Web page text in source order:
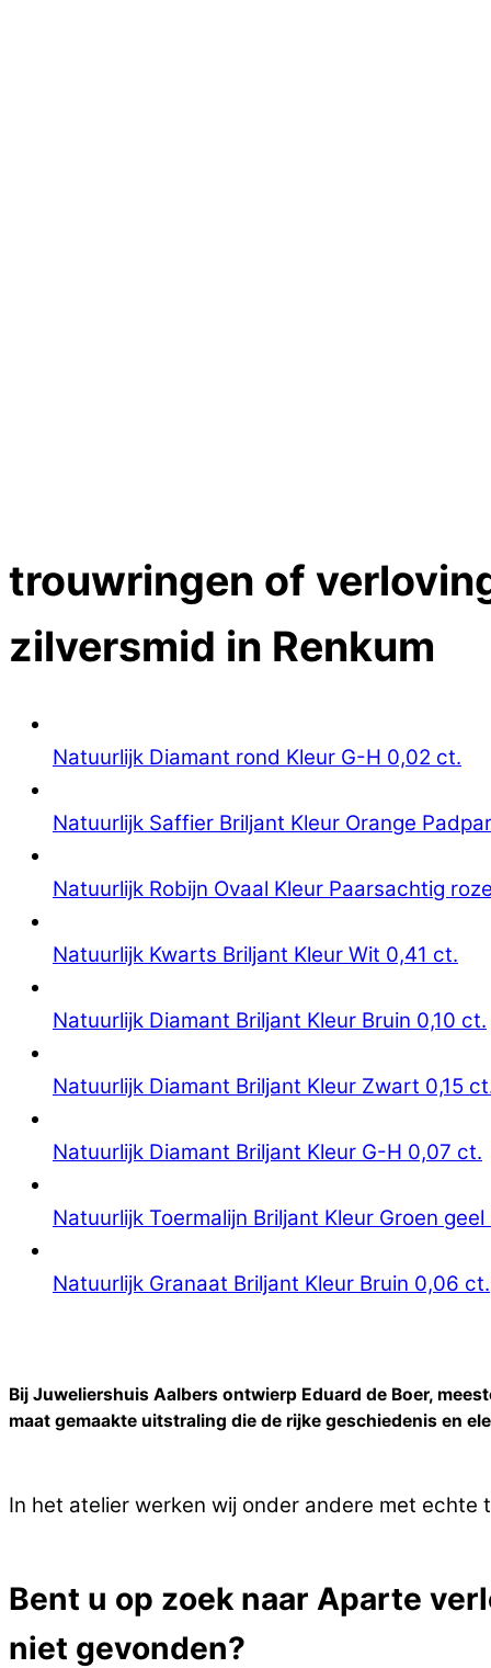
trouwringen of
zilversmid in Renkum
Natuurlijk Diamant rond Kleur G-H 0,02 ct.
Natuurlijk Saffier Briljant Kleur Orange
Natuurlijk Robijn Ovaal Kleur Paarsachtig
Natuurlijk Kwarts Briljant Kleur Wit 0,41 ct.
Natuurlijk Diamant Briljant Kleur Bruin 0,10 ct.
Natuurlijk Diamant Briljant Kleur Zwart 0,15
Natuurlijk Diamant Briljant Kleur G-H 0,07 ct.
Natuurlijk Toermalijn Briljant Kleur Groen geel
Natuurlijk Granaat Briljant Kleur Bruin 0,06 ct.
Bij Juweliershuis Aalbers ontwierp Eduard de Boer,
maat gemaakte uitstraling die de rijke geschiedenis en
In het atelier werken wij onder andere met echte
Bent u op zoek naar Aparte
niet gevonden?